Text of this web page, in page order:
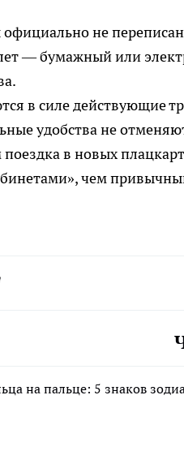
не
— бумажный или
в силе действующие
удобства не
поездка в новых
чем
на пальце: 5 знаков